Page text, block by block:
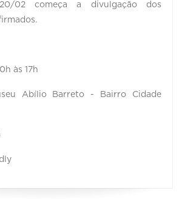
02 começa a divulgação dos
às 17h
Abílio Barreto - Bairro Cidade